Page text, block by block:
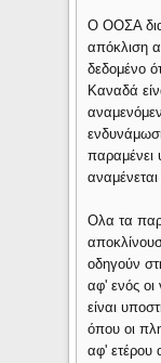
Ο ΟΟΣΑ
απόκλιση
δεδομένο
Καναδά
παραμένει
Ολα τα
οδηγούν
αφ' ενός οι
είναι
όπου οι
αφ' ετέρου